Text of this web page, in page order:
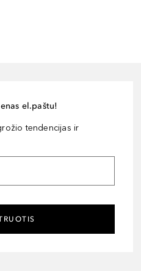
el.paštu!
tendencijas ir